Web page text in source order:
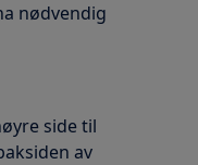
nødvendig
side til
av